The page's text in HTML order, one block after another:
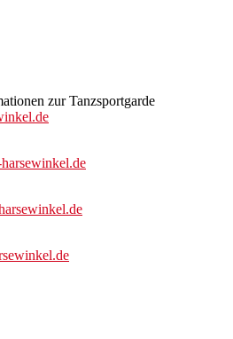
zur Tanzsportgarde